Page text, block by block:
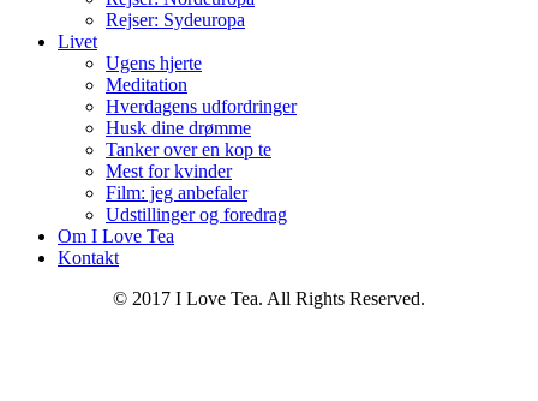
Rejser: Sydeuropa
Livet
Ugens hjerte
Meditation
Hverdagens udfordringer
Husk dine drømme
Tanker over en kop te
Mest for kvinder
Film: jeg anbefaler
Udstillinger og foredrag
Om I Love Tea
Kontakt
© 2017 I Love Tea. All Rights Reserved.